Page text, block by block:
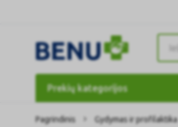
Prekių kategorijos
Pagrindinis Gydymas ir profilaktika